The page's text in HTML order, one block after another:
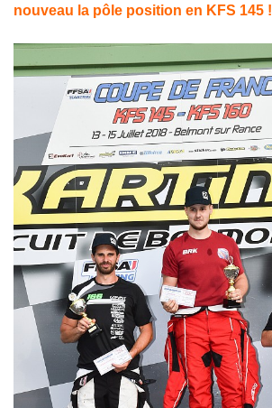
nouveau la pôle position en KFS 145 !